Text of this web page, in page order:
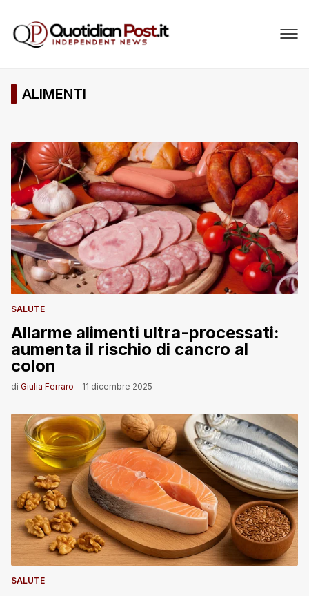
ALIMENTI
SALUTE
Allarme alimenti ultra-processati:
aumenta il rischio di cancro al
colon
di Giulia Ferraro - 11 dicembre 2025
SALUTE